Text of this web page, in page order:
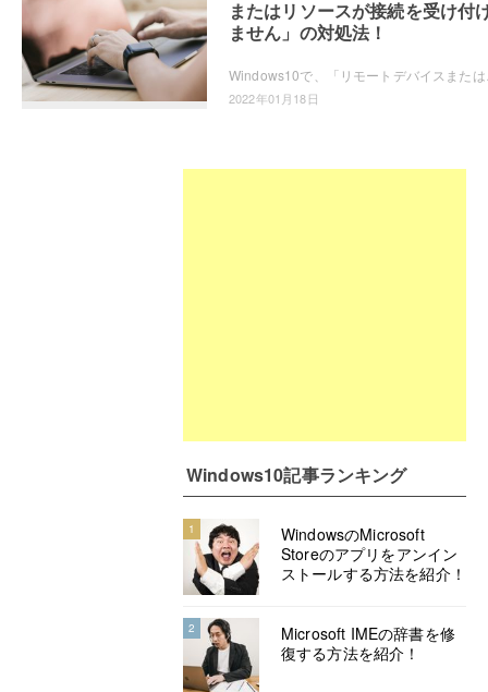
またはリソースが接続を受け付
ません」の対処法！
2022年01月18日
Windows10記事ランキング
1
WindowsのMicrosoft
Storeのアプリをアンイン
ストールする方法を紹介！
2
Microsoft IMEの辞書を修
復する方法を紹介！